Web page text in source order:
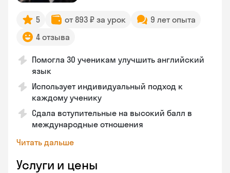
5 от 893 ₽ за урок
9 лет опыта
4 отзыва
Помогла 30 ученикам улучшить английский
язык
Использует индивидуальный подход к
каждому ученику
Сдала вступительные на высокий балл в
международные отношения
Читать дальше
Услуги и цены